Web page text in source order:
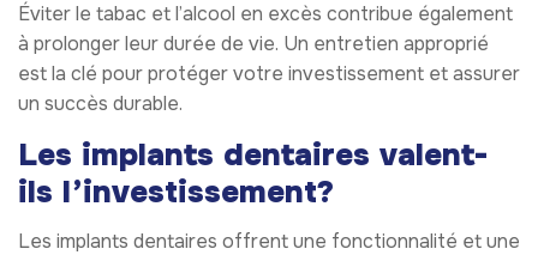
Éviter le tabac et l’alcool en excès contribue également
à prolonger leur durée de vie. Un entretien approprié
est la clé pour protéger votre investissement et assurer
un succès durable.
Les implants dentaires valent-
ils l’investissement?
Les implants dentaires offrent une fonctionnalité et une